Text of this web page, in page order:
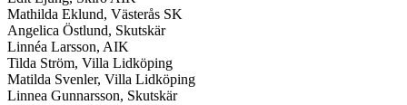
Mathilda Eklund, Västerås SK
Angelica Östlund, Skutskär
Linnéa Larsson, AIK
Tilda Ström, Villa Lidköping
Matilda Svenler, Villa Lidköping
Linnea Gunnarsson, Skutskär